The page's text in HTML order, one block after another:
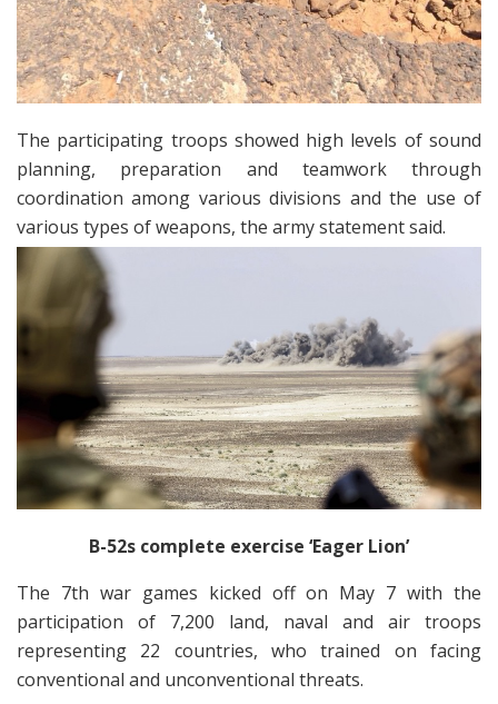
The participating troops showed high levels of sound
planning, preparation and teamwork through
coordination among various divisions and the use of
various types of weapons, the army statement said.
B-52s complete exercise ‘Eager Lion’
The 7th war games kicked off on May 7 with the
participation of 7,200 land, naval and air troops
representing 22 countries, who trained on facing
conventional and unconventional threats.